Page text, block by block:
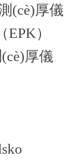
(cè)厚儀
）
厚儀